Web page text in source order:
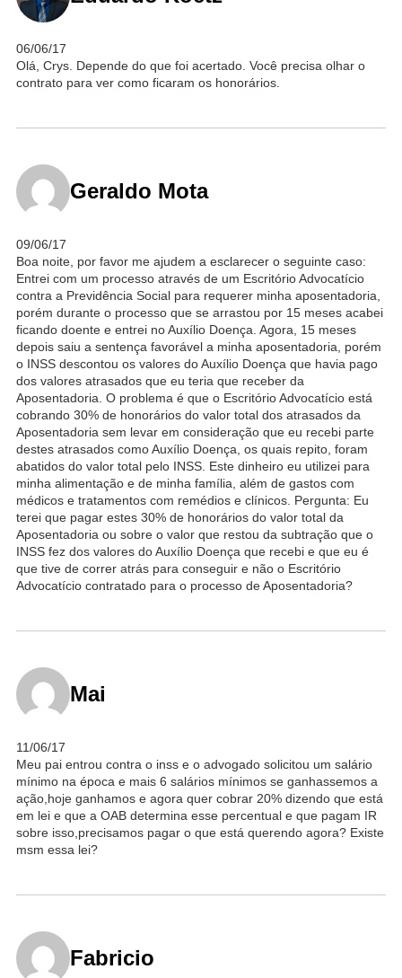
06/06/17
Olá, Crys. Depende do que foi acertado. Você precisa olhar o
contrato para ver como ficaram os honorários.
Geraldo Mota
09/06/17
Boa noite, por favor me ajudem a esclarecer o seguinte caso:
Entrei com um processo através de um Escritório Advocatício
contra a Previdência Social para requerer minha aposentadoria,
porém durante o processo que se arrastou por 15 meses acabei
ficando doente e entrei no Auxílio Doença. Agora, 15 meses
depois saiu a sentença favorável a minha aposentadoria, porém
o INSS descontou os valores do Auxílio Doença que havia pago
dos valores atrasados que eu teria que receber da
Aposentadoria. O problema é que o Escritório Advocatício está
cobrando 30% de honorários do valor total dos atrasados da
Aposentadoria sem levar em consideração que eu recebi parte
destes atrasados como Auxílio Doença, os quais repito, foram
abatidos do valor total pelo INSS. Este dinheiro eu utilizei para
minha alimentação e de minha família, além de gastos com
médicos e tratamentos com remédios e clínicos. Pergunta: Eu
terei que pagar estes 30% de honorários do valor total da
Aposentadoria ou sobre o valor que restou da subtração que o
INSS fez dos valores do Auxílio Doença que recebi e que eu é
que tive de correr atrás para conseguir e não o Escritório
Advocatício contratado para o processo de Aposentadoria?
Mai
11/06/17
Meu pai entrou contra o inss e o advogado solicitou um salário
mínimo na época e mais 6 salários mínimos se ganhassemos a
ação,hoje ganhamos e agora quer cobrar 20% dizendo que está
em lei e que a OAB determina esse percentual e que pagam IR
sobre isso,precisamos pagar o que está querendo agora? Existe
msm essa lei?
Fabricio